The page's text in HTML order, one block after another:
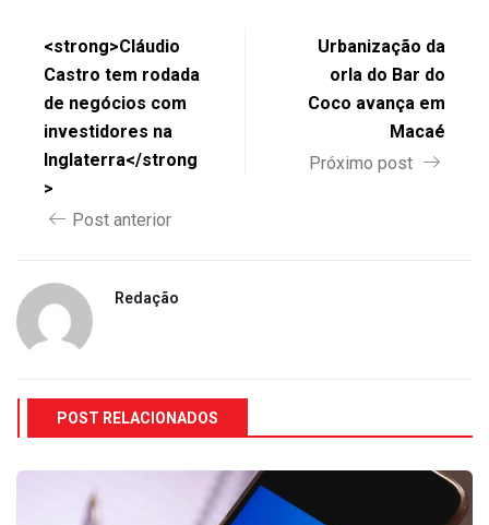
<strong>Cláudio
Castro tem rodada
de negócios com
investidores na
Inglaterra</strong
>
Post anterior
Urbanização da
orla do Bar do
Coco avança em
Macaé
Próximo post
Redação
POST RELACIONADOS